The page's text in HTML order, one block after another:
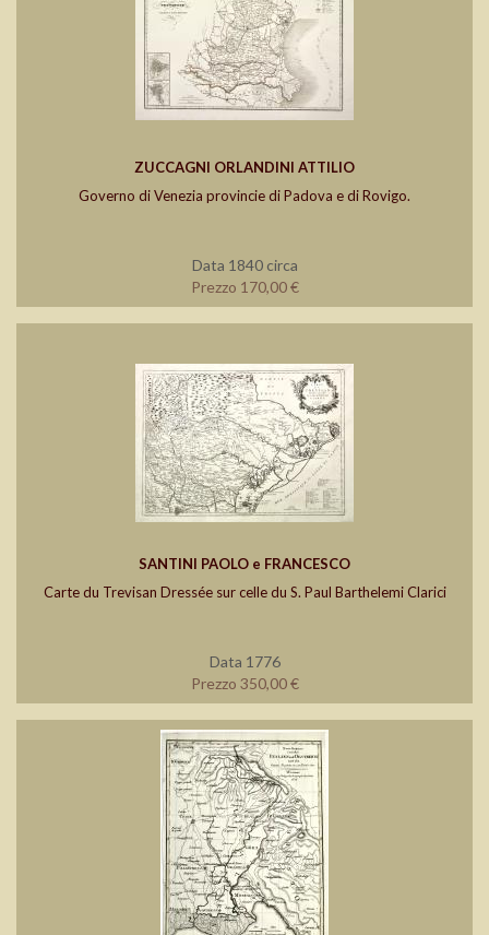
ZUCCAGNI ORLANDINI ATTILIO
Governo di Venezia provincie di Padova e di Rovigo.
Data 1840 circa
Prezzo 170,00 €
SANTINI PAOLO e FRANCESCO
Carte du Trevisan Dressée sur celle du S. Paul Barthelemi Clarici
Data 1776
Prezzo 350,00 €